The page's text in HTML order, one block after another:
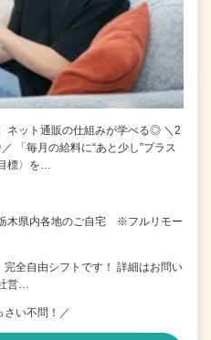
ネット通販の仕組みが学べる◎ ＼2
「毎月の給料に“あと少し”プラス
標〉を…
木県内各地のご自宅 ※フルリモー
完全自由シフトです！ 詳細はお問い
営…
さい不問！／